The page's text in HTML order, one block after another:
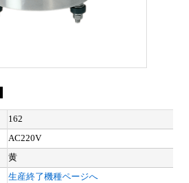
162
AC220V
黄
生産終了機種ページへ